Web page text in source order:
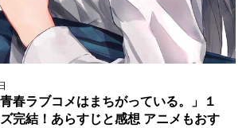
青春ラブコメはまちがっている。」１
完結！あらすじと感想 アニメもおす